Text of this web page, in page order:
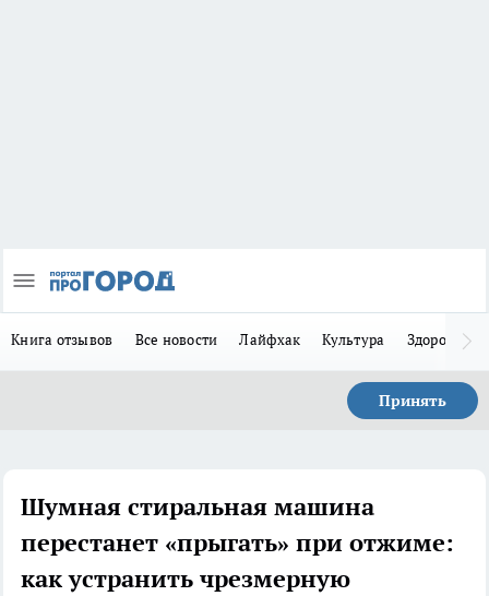
Книга отзывов Все новости Лайфхак Культура Здоровье
Принять
Шумная стиральная машина
перестанет «прыгать» при отжиме:
как устранить чрезмерную